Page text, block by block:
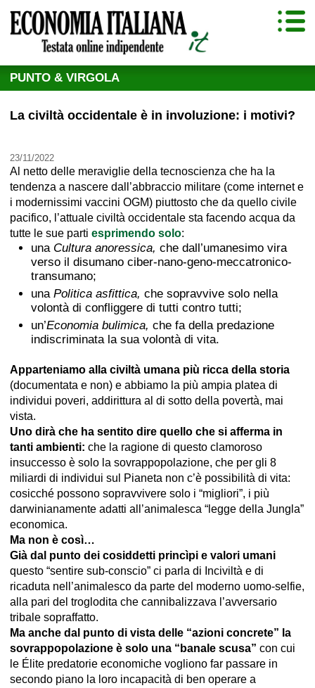
PUNTO & VIRGOLA
La civiltà occidentale è in involuzione: i motivi?
23/11/2022
Al netto delle meraviglie della tecnoscienza che ha la
tendenza a nascere dall’abbraccio militare (come internet e
i modernissimi vaccini OGM) piuttosto che da quello civile
pacifico, l’attuale civiltà occidentale sta facendo acqua da
tutte le sue parti esprimendo solo:
una Cultura anoressica, che dall’umanesimo vira
verso il disumano ciber-nano-geno-meccatronico-
transumano;
una Politica asfittica, che sopravvive solo nella
volontà di confliggere di tutti contro tutti;
un’Economia bulimica, che fa della predazione
indiscriminata la sua volontà di vita.
Apparteniamo alla civiltà umana più ricca della storia
(documentata e non) e abbiamo la più ampia platea di
individui poveri, addirittura al di sotto della povertà, mai
vista.
Uno dirà che ha sentito dire quello che si afferma in
tanti ambienti: che la ragione di questo clamoroso
insuccesso è solo la sovrappopolazione, che per gli 8
miliardi di individui sul Pianeta non c’è possibilità di vita:
cosicché possono sopravvivere solo i “migliori”, i più
darwinianamente adatti all’animalesca “legge della Jungla”
economica.
Ma non è così…
Già dal punto dei cosiddetti princìpi e valori umani
questo “sentire sub-conscio” ci parla di Inciviltà e di
ricaduta nell’animalesco da parte del moderno uomo-selfie,
alla pari del troglodita che cannibalizzava l’avversario
tribale sopraffatto.
Ma anche dal punto di vista delle “azioni concrete” la
sovrappopolazione è solo una “banale scusa” con cui
le Élite predatorie economiche vogliono far passare in
secondo piano la loro incapacità di ben operare a